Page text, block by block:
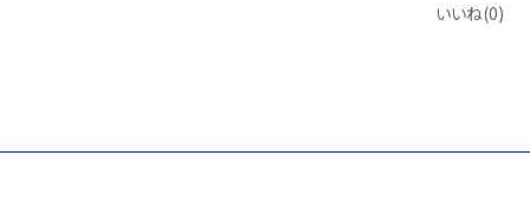
いいね(0)